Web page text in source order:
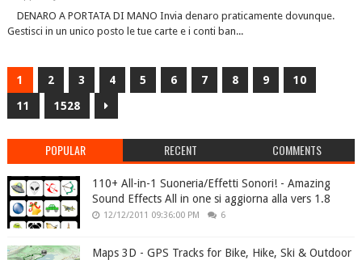
DENARO A PORTATA DI MANO Invia denaro praticamente dovunque.
Gestisci in un unico posto le tue carte e i conti ban...
1 2 3 4 5 6 7 8 9
10
11
1528
POPULAR RECENT COMMENTS
110+ All-in-1 Suoneria/Effetti Sonori! - Amazing
Sound Effects All in one si aggiorna alla vers 1.8
12/12/2011 09:36:00 PM 6
Maps 3D - GPS Tracks for Bike, Hike, Ski & Outdoor